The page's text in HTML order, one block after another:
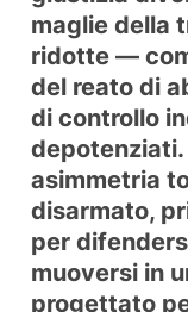
maglie della
ridotte —
del reato di
di controllo
depotenziati.
asimmetria
disarmato,
per
muoversi in
progettato